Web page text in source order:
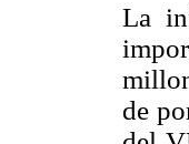
La
de